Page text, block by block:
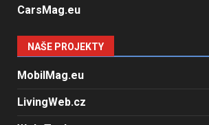
CarsMag.eu
NAŠE PROJEKTY
MobilMag.eu
LivingWeb.cz